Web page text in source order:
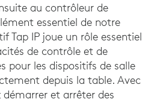
au contrôleur de
essentiel de notre
Tap IP joue un rôle essentiel
de contrôle et de
pour les dispositifs de salle
depuis la table. Avec
démarrer et arrêter des